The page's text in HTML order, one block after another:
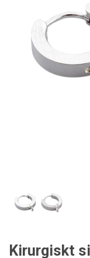
Kirurgiskt